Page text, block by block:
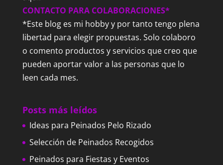
CONTACTO PARA COLABORACIONES*
*Este blog es mi hobby y por tanto tengo plena
libertad para elegir propuestas. Solo colaboro
o comento productos y servicios que creo que
pueden aportar valor a las personas que lo
leen cada mes.
Posts más leídos
Ideas para Peinados Pelo Rizado
Selección de Peinados Recogidos
Peinados para Fiestas y Eventos